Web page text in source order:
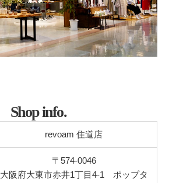
Shop info.
revoam 住道店
〒574-0046
大阪府大東市赤井1丁目4-1 ポップタ